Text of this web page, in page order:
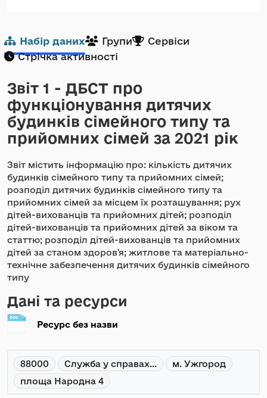
Набір даних Групи
Сервіси
Стрічка активності
Звіт 1 - ДБСТ про
функціонування дитячих
будинків сімейного типу та
прийомних сімей за 2021 рік
Звіт містить інформацію про: кількість дитячих
будинків сімейного типу та прийомних сімей;
розподіл дитячих будинків сімейного типу та
прийомних сімей за місцем їх розташування; рух
дітей-вихованців та прийомних дітей; розподіл
дітей-вихованців та прийомних дітей за віком та
статтю; розподіл дітей-вихованців та прийомних
дітей за станом здоров'я; житлове та матеріально-
технічне забезпечення дитячих будинків сімейного
типу
Дані та ресурси
Ресурс без назви
88000 Служба у справах...
м. Ужгород
площа Народна 4